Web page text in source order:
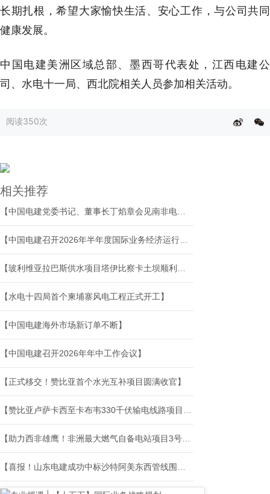
长期扎根，希望大家愉快生活、安心工作，与公司共同
健康发展。
中国电建美洲区域总部、墨西哥代表处，江西电建公
司、水电十一局、西北院相关人员参加相关活动。
阅读350次
相关推荐
【中国电建党委书记、董事长丁焰章会见南非电力和能源部部长拉莫豪帕】
【中国电建召开2026年半年度国际业务经济运行分析会】
【玻利维亚拉巴斯供水项目塔伊比察卡土坝顺利完工】
【水电十四局首个柬埔寨风电工程正式开工】
【中国电建海外市场新订单不断】
【中国电建召开2026年年中工作会议】
【正式移交！赞比亚首个水光互补项目圆满收官】
【赞比亚卢萨卡西至卡布韦330千伏输电线路项目正式迈入架线施工新阶段】
【助力西非雄鹰！非洲最大燃气自备电站项目3号燃机就位】
【喜报！山东电建成功中标沙特阿美东西管线围网工程二期项目】